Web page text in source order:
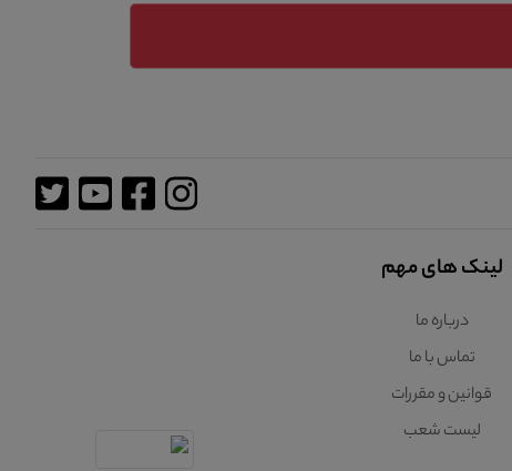
لینک های مهم
درباره ما
تماس با ما
قوانین و مقررات
لیست شعب